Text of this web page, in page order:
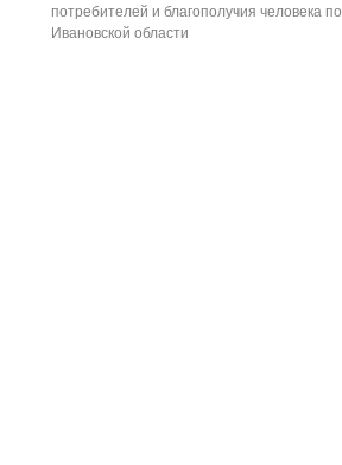
потребителей и благополучия человека по
Ивановской области